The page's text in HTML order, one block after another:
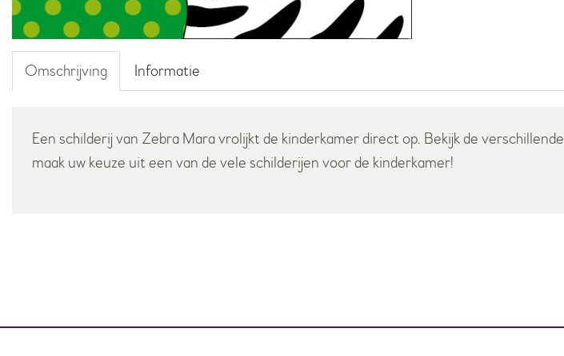
Omschrijving Informatie
Een schilderij van Zebra Mara vrolijkt de kinderkamer direct op. Bekijk de
maak uw keuze uit een van de vele schilderijen voor de kinderkamer!